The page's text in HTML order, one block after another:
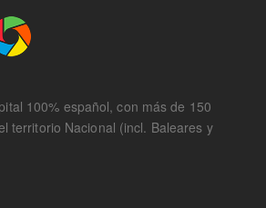
100% español, con más de 150
territorio Nacional (incl. Baleares y